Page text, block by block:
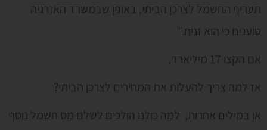
תעריף החשמל לצרכן הביתי, באופן שבמשרד האנרגיה
טוענים כי הוא זניח."
אם הקצו 17 מיליארד,
אז למה צריך להעלות את המחירים לצרכן הביתי?
או במילים אחרות, למה כולנו הולכים לשלם מס חשמל נוסף